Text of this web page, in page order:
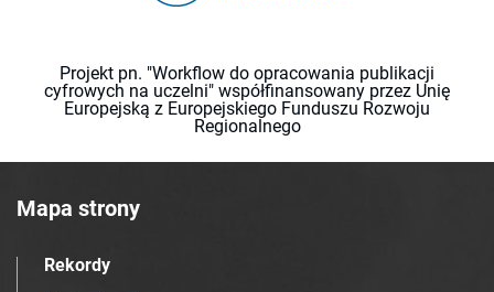
Projekt pn. "Workflow do opracowania publikacji
cyfrowych na uczelni" współfinansowany przez Unię
Europejską z Europejskiego Funduszu Rozwoju
Regionalnego
Mapa strony
Rekordy